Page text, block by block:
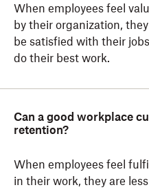
When employees feel
by their organization,
be satisfied with their
do their best work.
Can a good workplace
retention?
When employees feel
in their work, they are